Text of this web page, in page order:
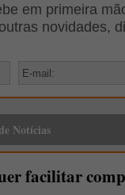
em primeira
novidades,
Notícias
facilitar